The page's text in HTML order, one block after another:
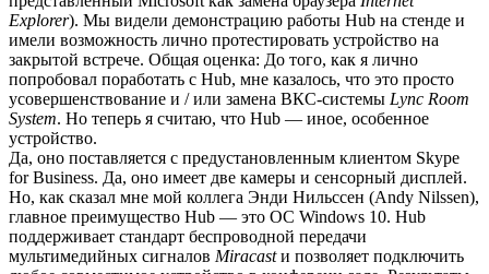
Explorer). Мы видели демонстрацию работы Hub на стенде и
имели возможность лично протестировать устройство на
закрытой встрече. Общая оценка: До того, как я лично
попробовал поработать с Hub, мне казалось, что это просто
усовершенствование и / или замена ВКС-системы Lync Room
System. Но теперь я считаю, что Hub — иное, особенное
устройство.
Да, оно поставляется с предустановленным клиентом Skype
for Business. Да, оно имеет две камеры и сенсорный дисплей.
Но, как сказал мне мой коллега Энди Нильссен (Andy Nilssen),
главное преимущество Hub — это ОС Windows 10. Hub
поддерживает стандарт беспроводной передачи
мультимедийных сигналов Miracastи позволяет подключить